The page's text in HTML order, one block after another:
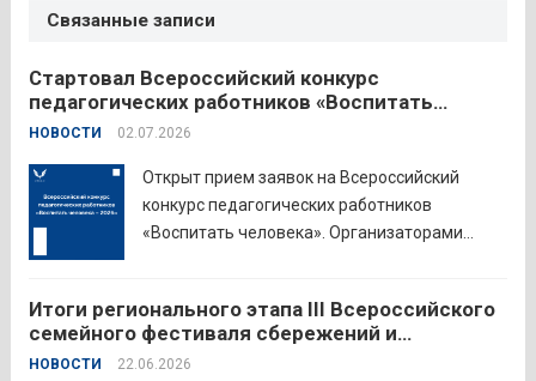
Связанные записи
Стартовал Всероссийский конкурс
педагогических работников «Воспитать
человека – 2026»
НОВОСТИ 02.07.2026
Открыт прием заявок на Всероссийский
конкурс педагогических работников
«Воспитать человека». Организаторами
Институт изучения детства, семьи и
воспитания и Российский детско-юношеский
центр. Прием заявок пройдет до 26 июля
Итоги регионального этапа III Всероссийского
семейного фестиваля сбережений и
инвестиций
НОВОСТИ 22.06.2026